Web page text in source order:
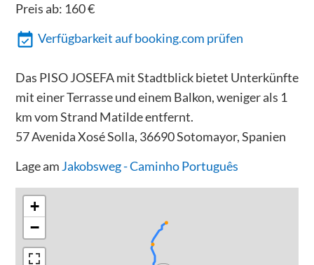
Preis ab: 160€
Verfügbarkeit auf booking.com prüfen
Das PISO JOSEFA mit Stadtblick bietet Unterkünfte
mit einer Terrasse und einem Balkon, weniger als 1
km vom Strand Matilde entfernt.
57 Avenida Xosé Solla, 36690 Sotomayor, Spanien
Lage am Jakobsweg - Caminho Português
+
−